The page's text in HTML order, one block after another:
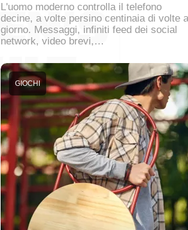
L'uomo moderno controlla il telefono
decine, a volte persino centinaia di volte
giorno. Messaggi, infiniti feed dei social
network, video brevi,…
GIOCHI